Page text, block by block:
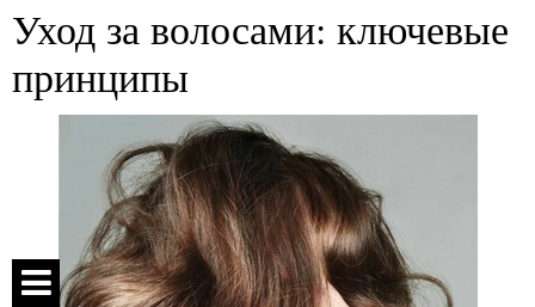
Уход за волосами: ключевые
принципы